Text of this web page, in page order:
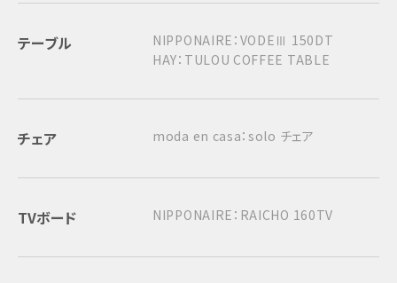
テーブル
NIPPONAIRE：VODEⅢ 150DT
HAY：TULOU COFFEE TABLE
チェア moda en casa：solo チェア
TVボード NIPPONAIRE：RAICHO 160TV